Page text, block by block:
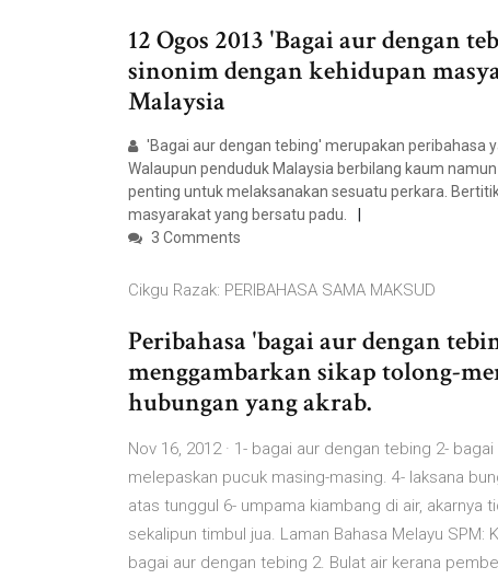
12 Ogos 2013 'Bagai aur dengan
sinonim dengan kehidupan
Malaysia
'Bagai aur dengan tebing' merupakan peribahasa
Walaupun penduduk Malaysia berbilang kaum
penting untuk melaksanakan sesuatu perkara.
masyarakat yang bersatu padu.
3 Comments
Cikgu Razak: PERIBAHASA SAMA MAKSUD
Peribahasa 'bagai aur dengan
menggambarkan sikap tolong-
hubungan yang akrab.
Nov 16, 2012 · 1- bagai aur dengan tebing 2-
melepaskan pucuk masing-masing. 4- laksana
atas tunggul 6- umpama kiambang di air, akarnya
sekalipun timbul jua. Laman Bahasa Melayu SPM:
bagai aur dengan tebing 2. Bulat air kerana